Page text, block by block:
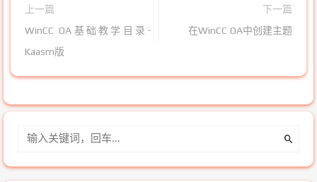
上一篇
WinCC OA基础教学目录-
Kaasm版
下一篇
在WinCC OA中创建主题